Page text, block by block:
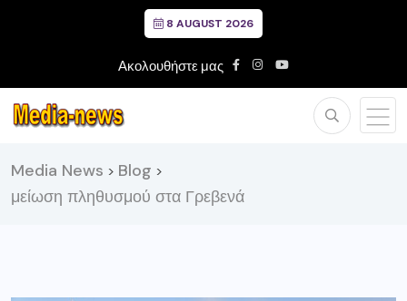
8 AUGUST 2026
Ακολουθήστε μας
Media News > Blog >
μείωση πληθυσμού στα Γρεβενά